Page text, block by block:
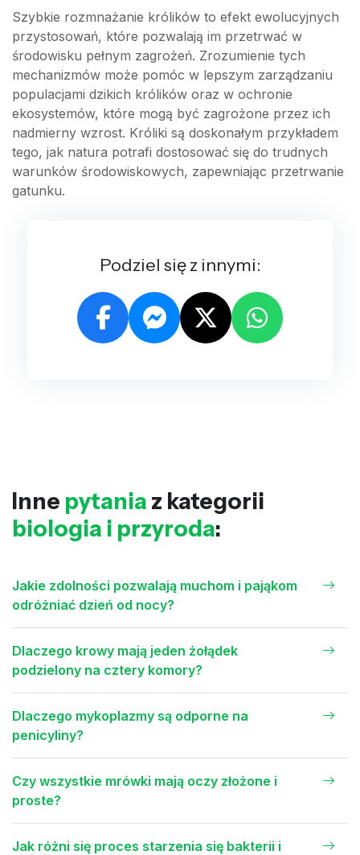
Szybkie rozmnażanie królików to efekt ewolucyjnych
przystosowań, które pozwalają im przetrwać w
środowisku pełnym zagrożeń. Zrozumienie tych
mechanizmów może pomóc w lepszym zarządzaniu
populacjami dzikich królików oraz w ochronie
ekosystemów, które mogą być zagrożone przez ich
nadmierny wzrost. Króliki są doskonałym przykładem
tego, jak natura potrafi dostosować się do trudnych
warunków środowiskowych, zapewniając przetrwanie
gatunku.
Podziel się z innymi:
Inne pytania z kategorii
biologia i przyroda:
Jakie zdolności pozwalają muchom i pająkom
odróżniać dzień od nocy?
Dlaczego krowy mają jeden żołądek
podzielony na cztery komory?
Dlaczego mykoplazmy są odporne na
penicyliny?
Czy wszystkie mrówki mają oczy złożone i
proste?
Jak różni się proces starzenia się bakterii i